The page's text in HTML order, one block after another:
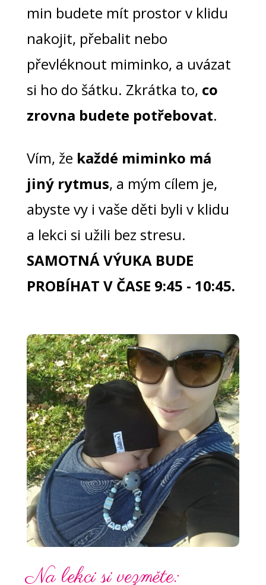
min budete mít prostor v klidu
nakojit, přebalit nebo
převléknout miminko, a uvázat
si ho do šátku. Zkrátka to, co
zrovna budete potřebovat.
Vím, že každé miminko má
jiný rytmus, a mým cílem je,
abyste vy i vaše děti byli v klidu
a lekci si užili bez stresu.
SAMOTNÁ VÝUKA BUDE
PROBÍHAT V ČASE 9:45 - 10:45.
Na lekci si vezměte: